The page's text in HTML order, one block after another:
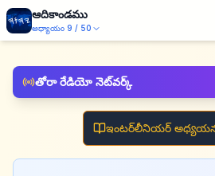
ఆదికాండము
అధ్యాయం 9 / 50
తోరా రేడియో నెట్‌వర్క్
ఇంటర్‌లీనియర్